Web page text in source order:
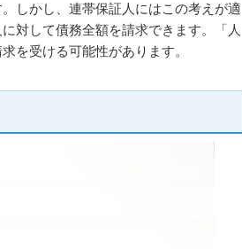
しかし、連帯保証人にはこの考えが適
対して債務全額を請求できます。「人
を受ける可能性があります。